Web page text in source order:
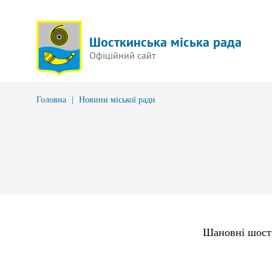
Шосткинська міська рада
Офіційний сайт
Головна Новини міської ради
Шановні